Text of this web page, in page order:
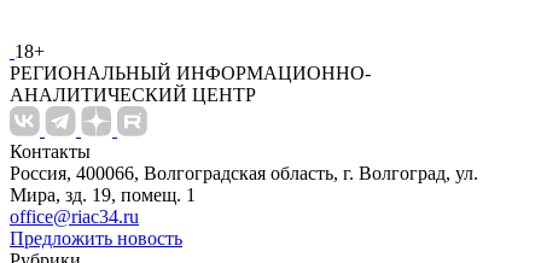
18+
РЕГИОНАЛЬНЫЙ ИНФОРМАЦИОННО-
АНАЛИТИЧЕСКИЙ ЦЕНТР
Контакты
Россия, 400066, Волгоградская область, г. Волгоград, ул.
Мира, зд. 19, помещ. 1
office@riac34.ru
Предложить новость